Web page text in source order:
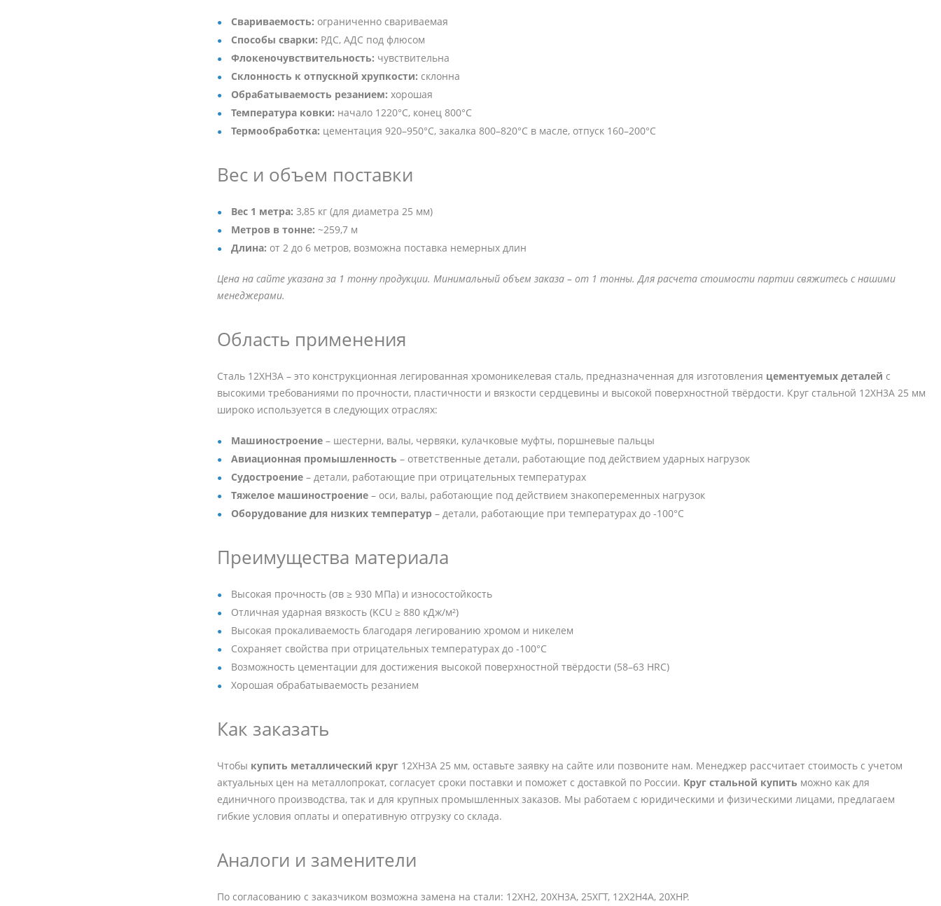
Свариваемость: ограниченно свариваемая
Способы сварки: РДС, АДС под флюсом
Флокеночувствительность: чувствительна
Склонность к отпускной хрупкости: склонна
Обрабатываемость резанием: хорошая
Температура ковки: начало 1220°C, конец 800°C
Термообработка: цементация 920–950°C, закалка 800–820°C в масле, отпуск 160–200°C
Вес и объем поставки
Вес 1 метра: 3,85 кг (для диаметра 25 мм)
Метров в тонне: ~259,7 м
Длина: от 2 до 6 метров, возможна поставка немерных длин
Цена на сайте указана за 1 тонну продукции. Минимальный объем заказа – от 1 тонны. Для расчета стоимости партии свяжитесь с нашими
менеджерами.
Область применения
Сталь 12ХН3А – это конструкционная легированная хромоникелевая сталь, предназначенная для изготовления цементуемых деталей с
высокими требованиями по прочности, пластичности и вязкости сердцевины и высокой поверхностной твёрдости. Круг стальной 12ХН3А 25 мм
широко используется в следующих отраслях:
Машиностроение – шестерни, валы, червяки, кулачковые муфты, поршневые пальцы
Авиационная промышленность – ответственные детали, работающие под действием ударных нагрузок
Судостроение – детали, работающие при отрицательных температурах
Тяжелое машиностроение – оси, валы, работающие под действием знакопеременных нагрузок
Оборудование для низких температур – детали, работающие при температурах до -100°C
Преимущества материала
Высокая прочность (σв ≥ 930 МПа) и износостойкость
Отличная ударная вязкость (KCU ≥ 880 кДж/м²)
Высокая прокаливаемость благодаря легированию хромом и никелем
Сохраняет свойства при отрицательных температурах до -100°C
Возможность цементации для достижения высокой поверхностной твёрдости (58–63 HRC)
Хорошая обрабатываемость резанием
Как заказать
Чтобы купить металлический круг 12ХН3А 25 мм, оставьте заявку на сайте или позвоните нам. Менеджер рассчитает стоимость с учетом
актуальных цен на металлопрокат, согласует сроки поставки и поможет с доставкой по России. Круг стальной купить можно как для
единичного производства, так и для крупных промышленных заказов. Мы работаем с юридическими и физическими лицами, предлагаем
гибкие условия оплаты и оперативную отгрузку со склада.
Аналоги и заменители
По согласованию с заказчиком возможна замена на стали: 12ХН2, 20ХН3А, 25ХГТ, 12Х2Н4А, 20ХНР.